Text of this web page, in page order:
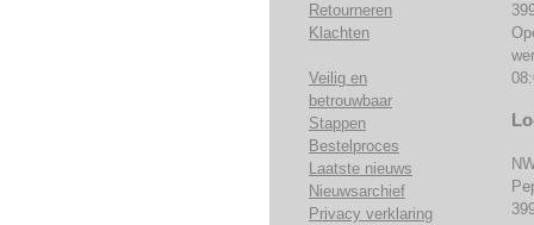
Retourneren
Klachten
Veilig en
betrouwbaar
Stappen
Bestelproces
Laatste nieuws
Nieuwsarchief
Privacy verklaring